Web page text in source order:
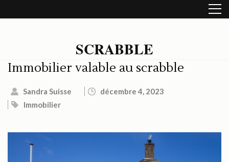
au
SCRABBLE
Immobilier valable au scrabble
Sandra Suisse
décembre 4, 2023
Immobilier